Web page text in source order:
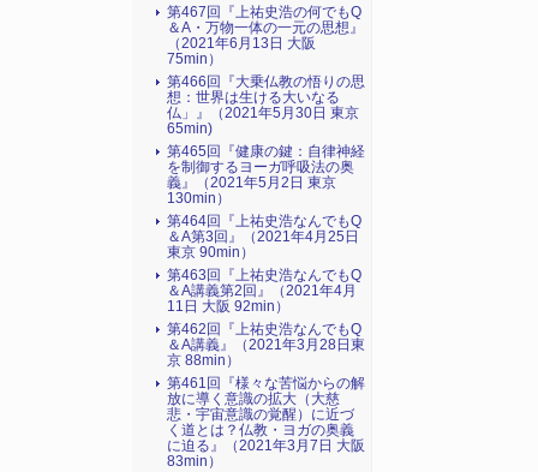
第467回『上祐史浩の何でもQ
＆A・万物一体の一元の思想』
（2021年6月13日 大阪
75min）
第466回『大乗仏教の悟りの思
想：世界は生ける大いなる
仏」』（2021年5月30日 東京
65min)
第465回『健康の鍵：自律神経
を制御するヨーガ呼吸法の奥
義』（2021年5月2日 東京
130min）
第464回『上祐史浩なんでもQ
＆A第3回』（2021年4月25日
東京 90min）
第463回『上祐史浩なんでもQ
＆A講義第2回』（2021年4月
11日 大阪 92min）
第462回『上祐史浩なんでもQ
＆A講義』（2021年3月28日東
京 88min）
第461回『様々な苦悩からの解
放に導く意識の拡大（大慈
悲・宇宙意識の覚醒）に近づ
く道とは？仏教・ヨガの奥義
に迫る』（2021年3月7日 大阪
83min）